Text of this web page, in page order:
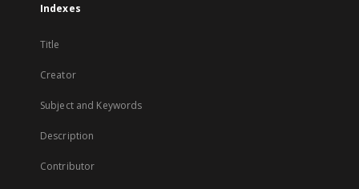
Indexes
Title
Creator
Subject and Keywords
Description
Contributor